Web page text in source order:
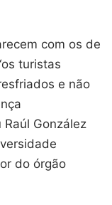
com os de
turistas
e não
González
do órgão